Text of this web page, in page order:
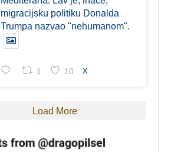
migracijsku politiku Donalda
Trumpa nazvao "nehumanom".
1 10 X
Load More